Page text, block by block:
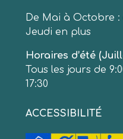
De Mai à Octobre
Jeudi en plus
Horaires d’été
Tous les jours de
17:30
ACCESSIBILITÉ